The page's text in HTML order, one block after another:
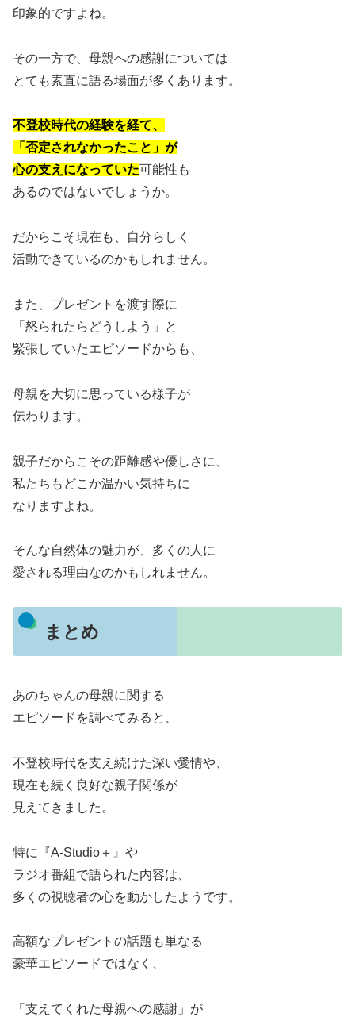
印象的ですよね。
その一方で、母親への感謝については
とても素直に語る場面が多くあります。
不登校時代の経験を経て、
「否定されなかったこと」が
心の支えになっていた可能性も
あるのではないでしょうか。
だからこそ現在も、自分らしく
活動できているのかもしれません。
また、プレゼントを渡す際に
「怒られたらどうしよう」と
緊張していたエピソードからも、
母親を大切に思っている様子が
伝わります。
親子だからこその距離感や優しさに、
私たちもどこか温かい気持ちに
なりますよね。
そんな自然体の魅力が、多くの人に
愛される理由なのかもしれません。
まとめ
あのちゃんの母親に関する
エピソードを調べてみると、
不登校時代を支え続けた深い愛情や、
現在も続く良好な親子関係が
見えてきました。
特に『A-Studio＋』や
ラジオ番組で語られた内容は、
多くの視聴者の心を動かしたようです。
高額なプレゼントの話題も単なる
豪華エピソードではなく、
「支えてくれた母親への感謝」が